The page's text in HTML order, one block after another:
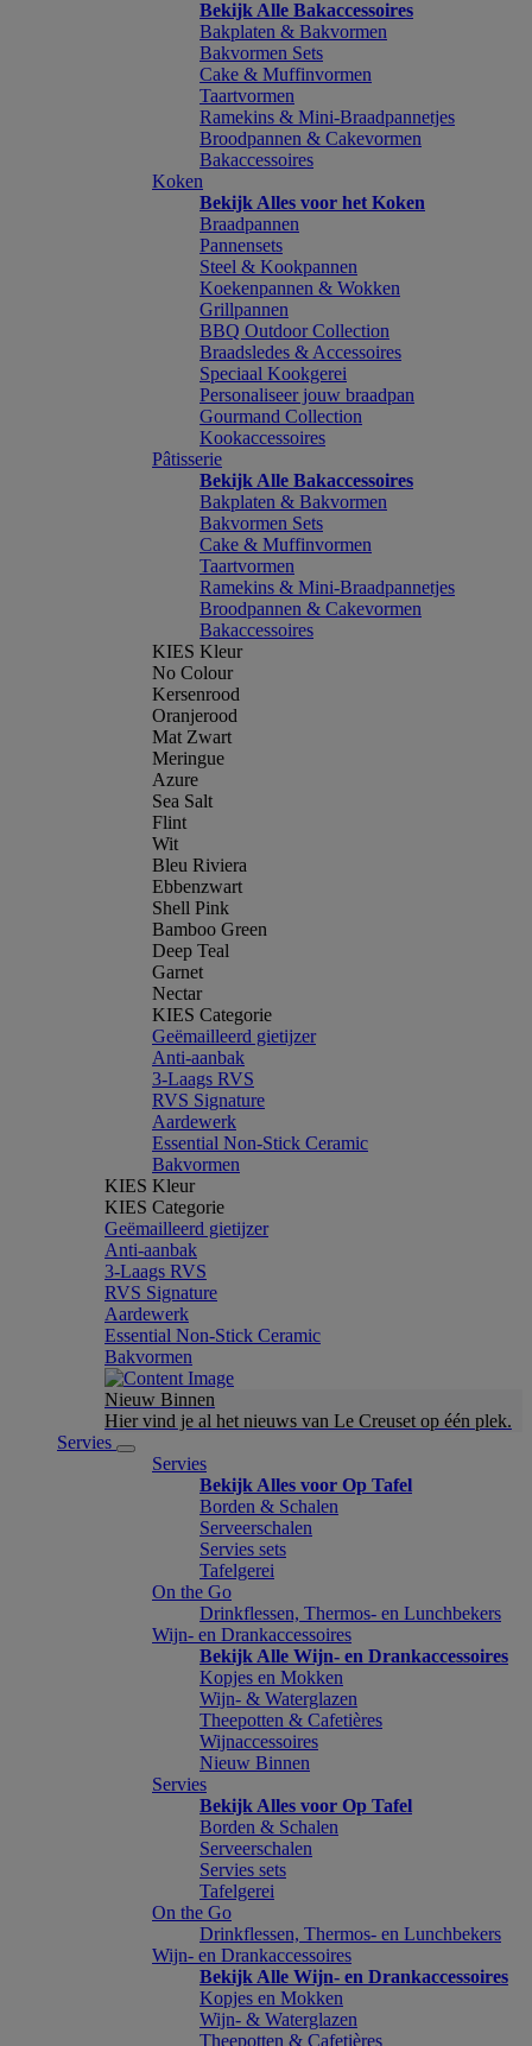
Bekijk Alle Bakaccessoires
Bakplaten & Bakvormen
Bakvormen Sets
Cake & Muffinvormen
Taartvormen
Ramekins & Mini-Braadpannetjes
Broodpannen & Cakevormen
Bakaccessoires
Koken
Bekijk Alles voor het Koken
Braadpannen
Pannensets
Steel & Kookpannen
Koekenpannen & Wokken
Grillpannen
BBQ Outdoor Collection
Braadsledes & Accessoires
Speciaal Kookgerei
Personaliseer jouw braadpan
Gourmand Collection
Kookaccessoires
Pâtisserie
Bekijk Alle Bakaccessoires
Bakplaten & Bakvormen
Bakvormen Sets
Cake & Muffinvormen
Taartvormen
Ramekins & Mini-Braadpannetjes
Broodpannen & Cakevormen
Bakaccessoires
KIES Kleur
No Colour
Kersenrood
Oranjerood
Mat Zwart
Meringue
Azure
Sea Salt
Flint
Wit
Bleu Riviera
Ebbenzwart
Shell Pink
Bamboo Green
Deep Teal
Garnet
Nectar
KIES Categorie
Geëmailleerd gietijzer
Anti-aanbak
3-Laags RVS
RVS Signature
Aardewerk
Essential Non-Stick Ceramic
Bakvormen
KIES Kleur
KIES Categorie
Geëmailleerd gietijzer
Anti-aanbak
3-Laags RVS
RVS Signature
Aardewerk
Essential Non-Stick Ceramic
Bakvormen
Nieuw Binnen
Hier vind je al het nieuws van Le Creuset op één plek.
Servies
Servies
Bekijk Alles voor Op Tafel
Borden & Schalen
Serveerschalen
Servies sets
Tafelgerei
On the Go
Drinkflessen, Thermos- en Lunchbekers
Wijn- en Drankaccessoires
Bekijk Alle Wijn- en Drankaccessoires
Kopjes en Mokken
Wijn- & Waterglazen
Theepotten & Cafetières
Wijnaccessoires
Nieuw Binnen
Servies
Bekijk Alles voor Op Tafel
Borden & Schalen
Serveerschalen
Servies sets
Tafelgerei
On the Go
Drinkflessen, Thermos- en Lunchbekers
Wijn- en Drankaccessoires
Bekijk Alle Wijn- en Drankaccessoires
Kopjes en Mokken
Wijn- & Waterglazen
Theepotten & Cafetières